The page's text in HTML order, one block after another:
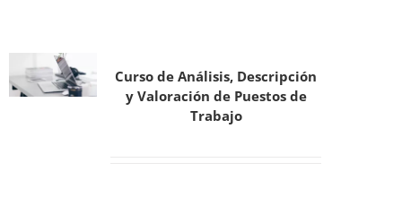
Curso de Análisis, Descripción
y Valoración de Puestos de
Trabajo